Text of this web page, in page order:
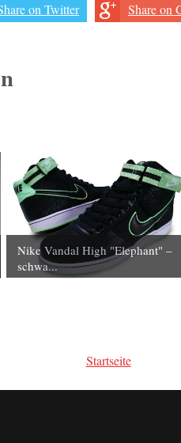
on Twitter Share on
Nike Vandal High "Elephant" –
schwa...
Startseite